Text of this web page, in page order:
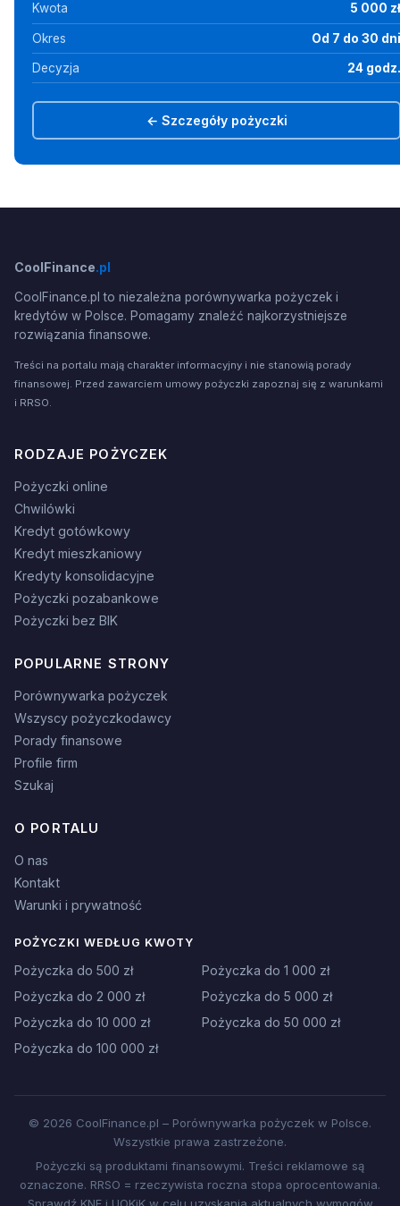
Kwota 5 000 zł
Okres Od 7 do 30 dni
Decyzja 24 godz.
← Szczegóły pożyczki
CoolFinance.pl
CoolFinance.pl to niezależna porównywarka pożyczek i
kredytów w Polsce. Pomagamy znaleźć najkorzystniejsze
rozwiązania finansowe.
Treści na portalu mają charakter informacyjny i nie stanowią porady
finansowej. Przed zawarciem umowy pożyczki zapoznaj się z warunkami
i RRSO.
RODZAJE POŻYCZEK
Pożyczki online
Chwilówki
Kredyt gotówkowy
Kredyt mieszkaniowy
Kredyty konsolidacyjne
Pożyczki pozabankowe
Pożyczki bez BIK
POPULARNE STRONY
Porównywarka pożyczek
Wszyscy pożyczkodawcy
Porady finansowe
Profile firm
Szukaj
O PORTALU
O nas
Kontakt
Warunki i prywatność
POŻYCZKI WEDŁUG KWOTY
Pożyczka do 500 zł
Pożyczka do 1 000 zł
Pożyczka do 2 000 zł
Pożyczka do 5 000 zł
Pożyczka do 10 000 zł
Pożyczka do 50 000 zł
Pożyczka do 100 000 zł
© 2026 CoolFinance.pl – Porównywarka pożyczek w Polsce.
Wszystkie prawa zastrzeżone.
Pożyczki są produktami finansowymi. Treści reklamowe są
oznaczone. RRSO = rzeczywista roczna stopa oprocentowania.
Sprawdź KNF i UOKiK w celu uzyskania aktualnych wymogów